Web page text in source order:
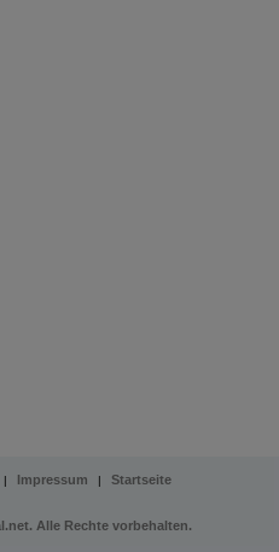
| Impressum | Startseite
Alle Rechte vorbehalten.